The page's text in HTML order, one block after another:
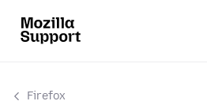
Firefox